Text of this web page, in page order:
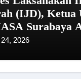
(IJD), Ketua
Surabaya
Bupati
2026